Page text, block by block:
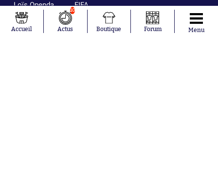
Loïs Openda
Moussa
Niakhaté
Nicolás
FIFA
Real Madrid
RC Strasbourg
AC Milan
Accueil
10
Actus Boutique Forum Menu